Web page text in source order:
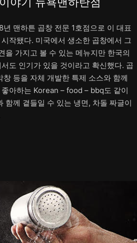
맨하튼 곱창 전문 1호점으로 이 대표
작됐다. 미국에서 생소한 곱창에서 그
을 가지고 볼 수 있는 메뉴지만 한국의
도 인기가 있을 것이라고 확신했다. 곱
등을 자체 개발한 특제 소스와 함께
아하는 Korean – food – bbq도 같이
함께 곁들일 수 있는 냉면, 차돌 짜글이